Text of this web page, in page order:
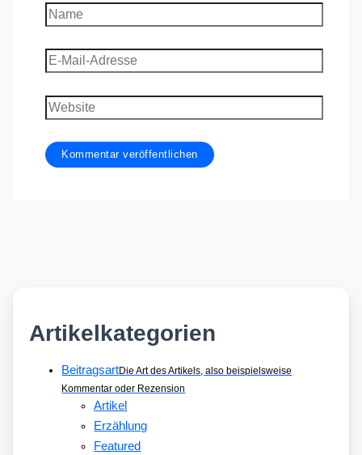
Name
E-
Mail-
Adresse
Website
Artikelkategorien
BeitragsartDie Art des Artikels, also beispielsweise
Kommentar oder Rezension
Artikel
Erzählung
Featured